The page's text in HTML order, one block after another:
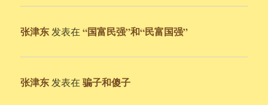
张津东 发表在“国富民强”和“民富国强”
张津东 发表在骗子和傻子